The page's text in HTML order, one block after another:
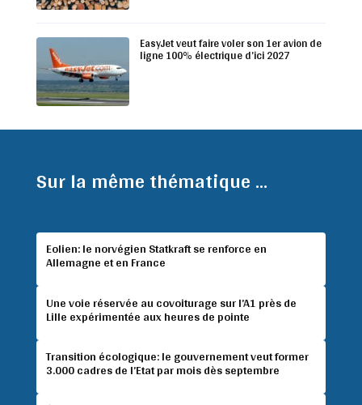
EasyJet veut faire voler son 1er avion de
ligne 100% électrique d’ici 2027
Sur la même thématique ...
Eolien: le norvégien Statkraft se renforce en
Allemagne et en France
Une voie réservée au covoiturage sur l’A1 près de
Lille expérimentée aux heures de pointe
Transition écologique: le gouvernement veut former
3.000 cadres de l’Etat par mois dès septembre